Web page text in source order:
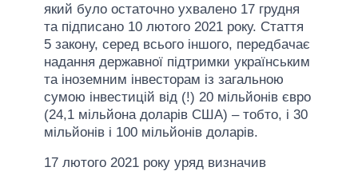
який було остаточно ухвалено 17 грудня
та підписано 10 лютого 2021 року. Стаття
5 закону, серед всього іншого, передбачає
надання державної підтримки українським
та іноземним інвесторам із загальною
сумою інвестицій від (!) 20 мільйонів євро
(24,1 мільйона доларів США) – тобто, і 30
мільйонів і 100 мільйонів доларів.
17 лютого 2021 року уряд визначив